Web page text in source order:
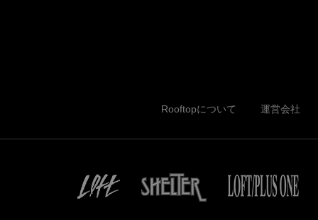
Rooftopについて 運営会社